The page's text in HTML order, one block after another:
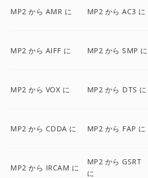
MP2 から AMR に MP2 から AC3 に
MP2 から AIFF に MP2 から SMP に
MP2 から VOX に MP2 から DTS に
MP2 から CDDA に MP2 から FAP に
MP2 から IRCAM に
MP2 から GSRT
に